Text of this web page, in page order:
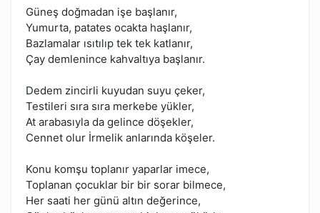
Güneş doğmadan işe başlanır,
Yumurta, patates ocakta haşlanır,
Bazlamalar ısıtılıp tek tek katlanır,
Çay demlenince kahvaltıya başlanır.
Dedem zincirli kuyudan suyu çeker,
Testileri sıra sıra merkebe yükler,
At arabasıyla da gelince döşekler,
Cennet olur İrmelik anlarında köşeler.
Konu komşu toplanır yaparlar imece,
Toplanan çocuklar bir bir sorar bilmece,
Her saati her günü altın değerince,